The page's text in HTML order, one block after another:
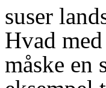
suser
Hvad
måske en